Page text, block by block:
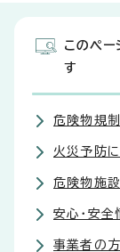
このペー
す
危険物規
火災予防に
危険物施
安心・安全
事業者の方